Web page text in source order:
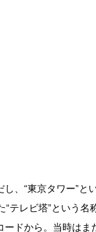
、“東京タワー”と
テレビ塔”という名
ードから。当時はま